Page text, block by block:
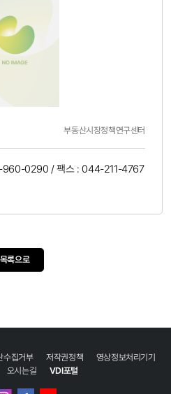
부동산시장정책연구센터
960-0290 / 팩스 : 044-211-4767
목록으로
수집거부 저작권정책
영상정보처리기기
오시는길 VDI포털